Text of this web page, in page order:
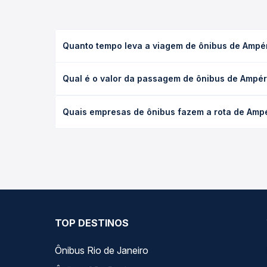
Quanto tempo leva a viagem de ônibus de
ou leito) e as condições de tráfego. Na Quero
Qual é o valor da passagem de ônibus de
poltrona e a antecedência da compra. Na Quero
Quais empresas de ônibus fazem a rota de
TOP DESTINOS
Ônibus Rio de Janeiro